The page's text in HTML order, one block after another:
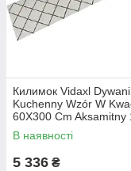
Килимок Vidaxl
Kuchenny Wzór W
60X300 Cm Aksamitny
В наявності
5 336 ₴